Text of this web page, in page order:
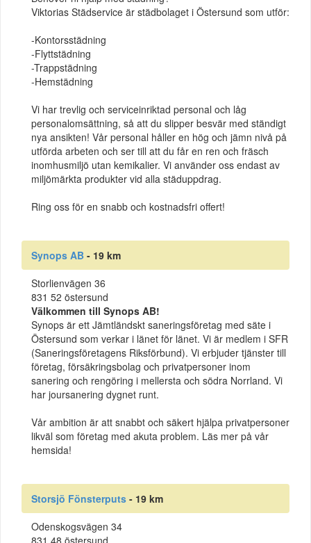
Viktorias Städservice är städbolaget i Östersund som utför:
-Kontorsstädning
-Flyttstädning
-Trappstädning
-Hemstädning
Vi har trevlig och serviceinriktad personal och låg
personalomsättning, så att du slipper besvär med ständigt
nya ansikten! Vår personal håller en hög och jämn nivå på
utförda arbeten och ser till att du får en ren och fräsch
inomhusmiljö utan kemikalier. Vi använder oss endast av
miljömärkta produkter vid alla städuppdrag.
Ring oss för en snabb och kostnadsfri offert!
Synops AB - 19 km
Storlienvägen 36
831 52 östersund
Välkommen till Synops AB!
Synops är ett Jämtländskt saneringsföretag med säte i
Östersund som verkar i länet för länet. Vi är medlem i SFR
(Saneringsföretagens Riksförbund). Vi erbjuder tjänster till
företag, försäkringsbolag och privatpersoner inom
sanering och rengöring i mellersta och södra Norrland. Vi
har joursanering dygnet runt.
Vår ambition är att snabbt och säkert hjälpa privatpersoner
likväl som företag med akuta problem. Läs mer på vår
hemsida!
Storsjö Fönsterputs - 19 km
Odenskogsvägen 34
831 48 östersund